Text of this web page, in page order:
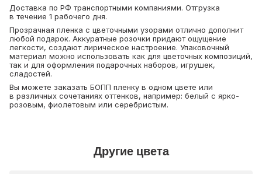
Доставка по РФ транспортными компаниями. Отгрузка
в течение 1 рабочего дня.
Прозрачная пленка с цветочными узорами отлично дополнит
любой подарок. Аккуратные розочки придают ощущение
легкости, создают лирическое настроение. Упаковочный
материал можно использовать как для цветочных композиций,
так и для оформления подарочных наборов, игрушек,
сладостей.
Вы можете заказать БОПП пленку в одном цвете или
в различных сочетаниях оттенков, например: белый с ярко-
розовым, фиолетовым или серебристым.
Другие цвета